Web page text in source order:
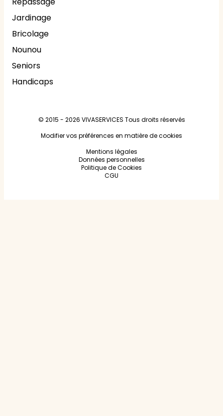
Jardinage
Bricolage
Nounou
Seniors
Handicaps
© 2015 - 2026 VIVASERVICES Tous droits réservés
Modifier vos préférences en matière de cookies
Mentions légales
Données personnelles
Politique de Cookies
CGU